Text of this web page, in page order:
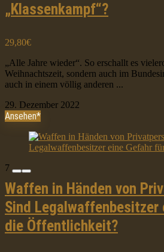
„Klassenkampf“?
29,80€
„Alle Jahre wieder“. So erschallt es
Weihnachtszeit, sondern auch im
auch in einem völlig anderen ...
29. Dezember 2022
Ansehen*
7
Waffen in Händen von
Sind Legalwaffenbesitzer
die Öffentlichkeit?